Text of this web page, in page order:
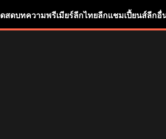
สดบทความพรีเมียร์ลีกไทยลีกแชมเปี้ยนส์ลีกอื่